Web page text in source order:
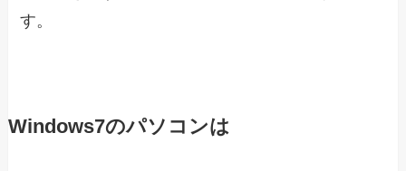
す。
Windows7のパソコンは